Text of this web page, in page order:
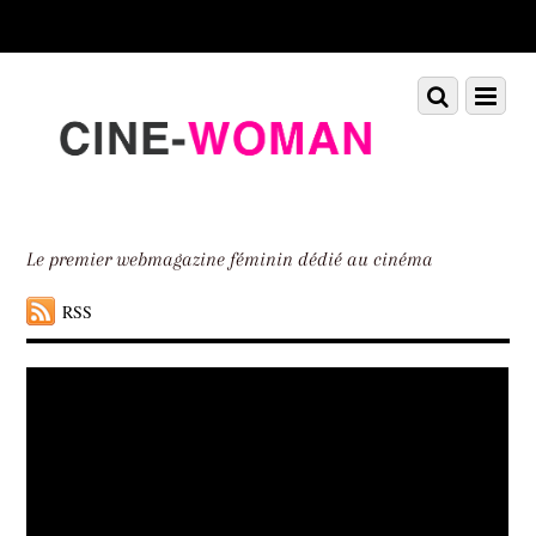
down
Le premier webmagazine féminin dédié au cinéma
RSS
Menu
Scroll
down